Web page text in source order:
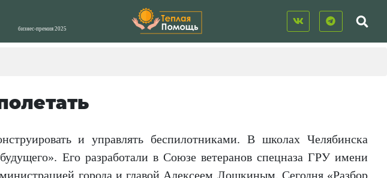
и управлять беспилотниками. В школах Челябинска
Его разработали в Союзе ветеранов спецназа ГРУ имени
города и главой Алексеем Лошкиным. Сегодня «Разбор